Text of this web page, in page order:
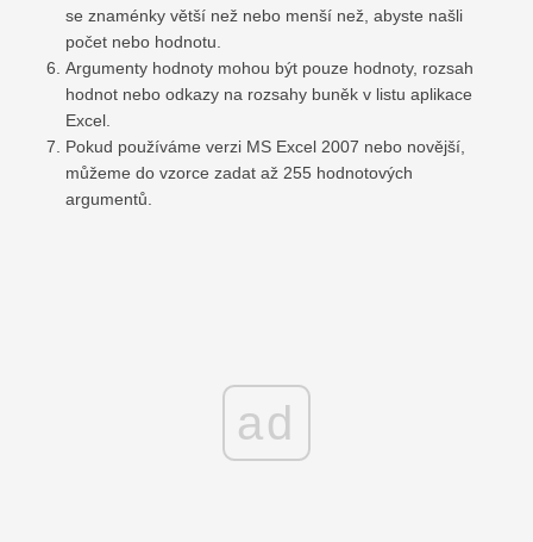
se znaménky větší než nebo menší než, abyste našli
počet nebo hodnotu.
Argumenty hodnoty mohou být pouze hodnoty, rozsah
hodnot nebo odkazy na rozsahy buněk v listu aplikace
Excel.
Pokud používáme verzi MS Excel 2007 nebo novější,
můžeme do vzorce zadat až 255 hodnotových
argumentů.
ad